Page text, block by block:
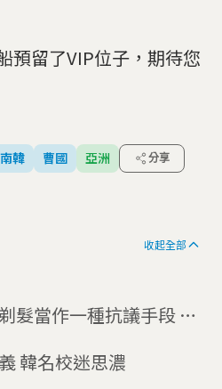
預留了VIP位子，期待您
南韓 曹國 亞洲 分享
收起全部
髮當作一種抗議手段 國
韓名校迷思濃